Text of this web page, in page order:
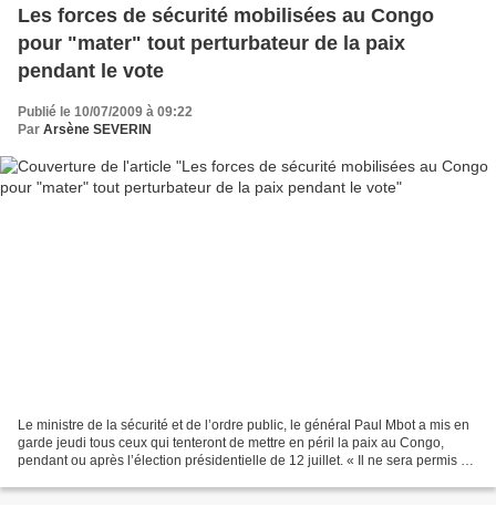
Les forces de sécurité mobilisées au Congo
pour "mater" tout perturbateur de la paix
pendant le vote
Publié le 10/07/2009 à 09:22
Par Arsène SEVERIN
Le ministre de la sécurité et de l’ordre public, le général Paul Mbot a mis en
garde jeudi tous ceux qui tenteront de mettre en péril la paix au Congo,
pendant ou après l’élection présidentielle de 12 juillet. « Il ne sera permis à